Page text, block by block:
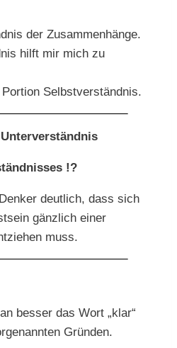
der Zusammenhänge.
hilft mir mich zu
Selbstverständnis.
Unterverständnis
!?
deutlich, dass sich
gänzlich einer
muss.
besser das Wort „klar“
Gründen.